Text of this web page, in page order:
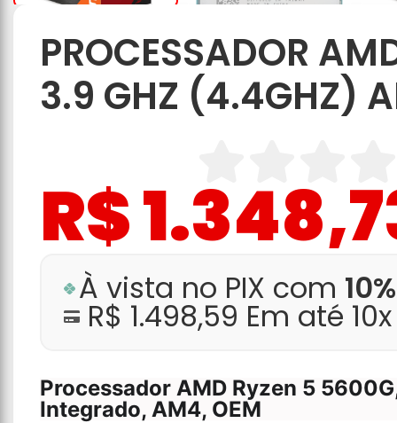
PROCESSADOR
3.9 GHZ (4.4GHZ)
R$
À vista no PIX com
R$ 1.498,59 Em até
Processador AMD Ryzen 5
Integrado, AM4, OEM